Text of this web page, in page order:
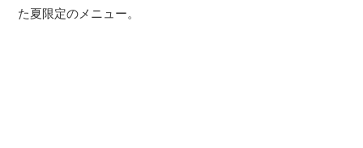
た夏限定のメニュー。